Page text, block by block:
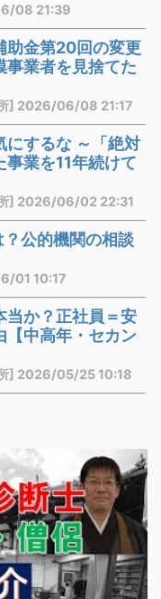
08 21:39
助金第20回の変更
事業者を見捨てた
所] 2026/06/08 21:17
にするな ～「絶対
業を11年続けて
所] 2026/06/02 22:31
公的機関の相談
01 10:17
当か？正社員＝安
【中高年・セカン
所] 2026/05/25 10:18